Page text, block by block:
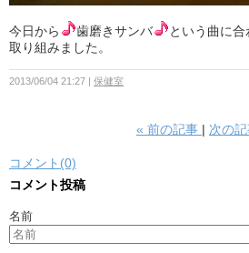
今日から 歯磨きサンバ
という曲に
取り組みました。
2013/06/04 21:27 保健室
« 前の記事 次の
コメント(0)
コメント投稿
名前